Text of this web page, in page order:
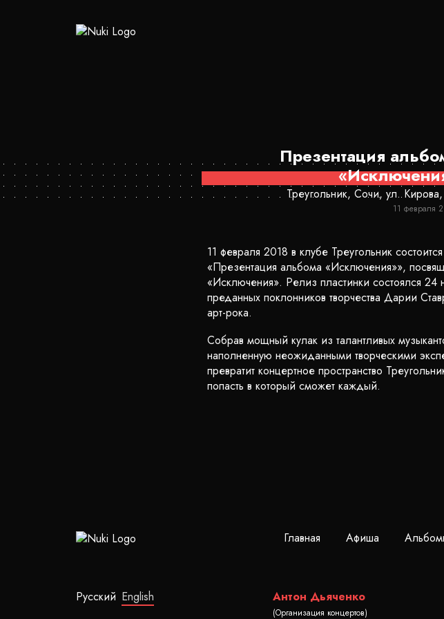
Презентация
Треугольник, Сочи, ул.
11 февраля
11 февраля 2018 в клубе Треугольник
«Презентация альбома «Исключения»»,
«Исключения». Релиз пластинки состоялся
преданных поклонников творчества Дарии
арт-рока.
Собрав мощный кулак из талантливых
наполненную неожиданными творческими
превратит концертное пространство
попасть в который сможет каждый.
Главная Афиша
Русский English Антон Дьяченко
(Организация концертов)